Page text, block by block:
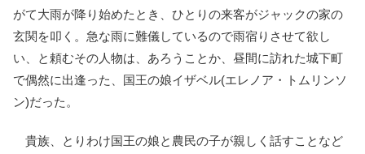
がて大雨が降り始めたとき、ひとりの来客がジャックの家の
玄関を叩く。急な雨に難儀しているので雨宿りさせて欲し
い、と頼むその人物は、あろうことか、昼間に訪れた城下町
で偶然に出逢った、国王の娘イザベル(エレノア・トムリンソ
ン)だった。
貴族、とりわけ国王の娘と農民の子が親しく話すことなど